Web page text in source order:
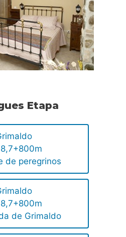
Etapa
de peregrinos
de Grimaldo